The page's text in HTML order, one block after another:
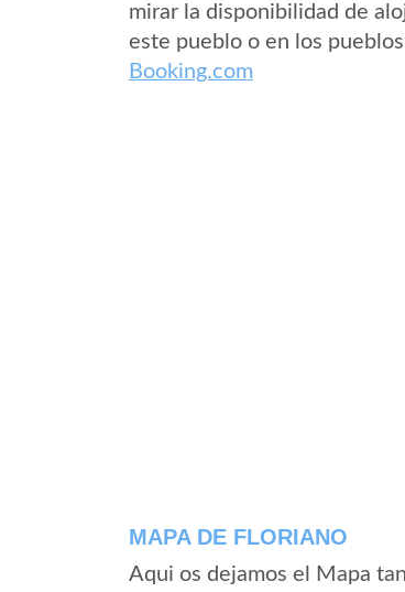
mirar la disponibilidad de
este pueblo o en los
Booking.com
MAPA DE FLORIANO
Aqui os dejamos el Mapa